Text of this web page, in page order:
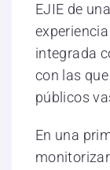
EJIE de
integrada
con las
públicos
En una